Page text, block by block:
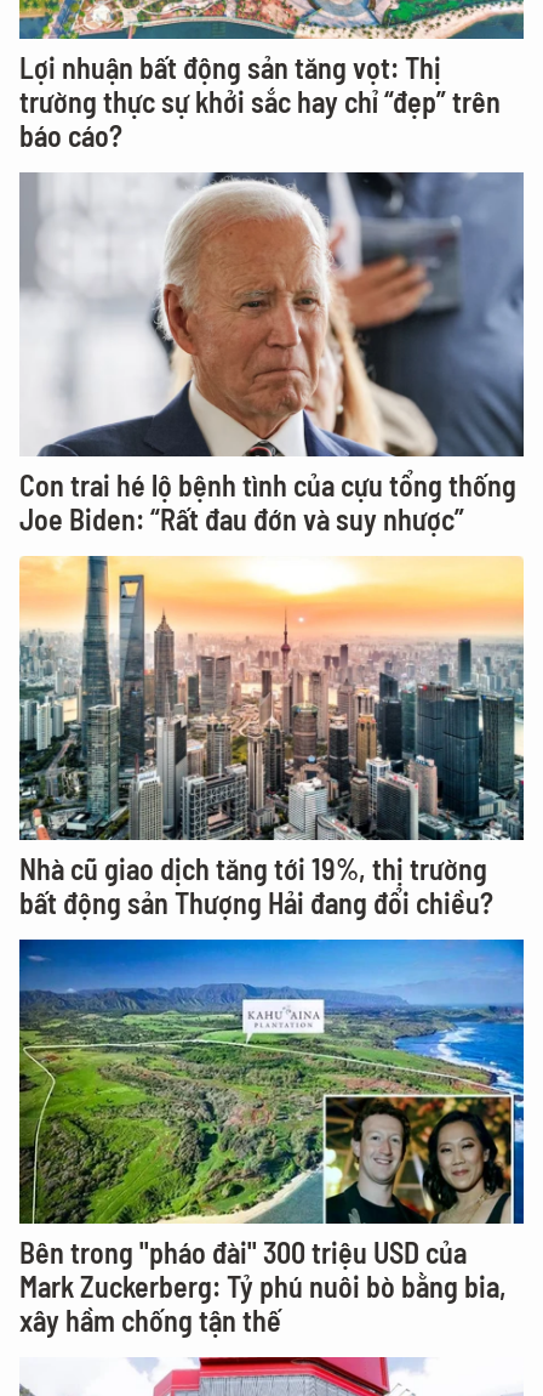
Lợi nhuận bất động sản tăng vọt: Thị
trường thực sự khởi sắc hay chỉ “đẹp” trên
báo cáo?
Con trai hé lộ bệnh tình của cựu tổng thống
Joe Biden: “Rất đau đớn và suy nhược”
Nhà cũ giao dịch tăng tới 19%, thị trường
bất động sản Thượng Hải đang đổi chiều?
Bên trong "pháo đài" 300 triệu USD của
Mark Zuckerberg: Tỷ phú nuôi bò bằng bia,
xây hầm chống tận thế